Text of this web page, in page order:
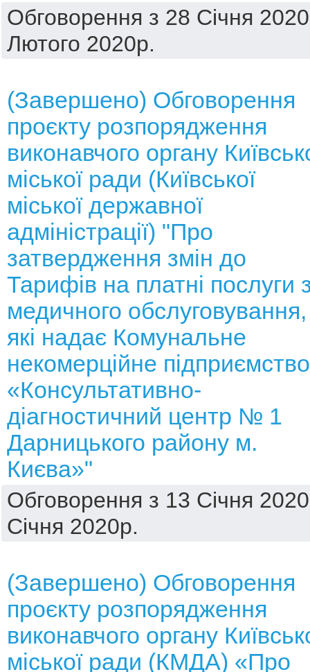
Обговорення з 28 Січня
Лютого 2020р.
(Завершено) Обговорення
проєкту розпорядження
виконавчого органу
міської ради (Київської
міської державної
адміністрації) "Про
затвердження змін до
Тарифів на платні послуги
медичного обслуговування,
які надає Комунальне
некомерційне підприємство
«Консультативно-
діагностичний центр № 1
Дарницького району м.
Києва»"
Обговорення з 13 Січня
Січня 2020р.
(Завершено) Обговорення
проєкту розпорядження
виконавчого органу
міської ради (КМДА) «Про